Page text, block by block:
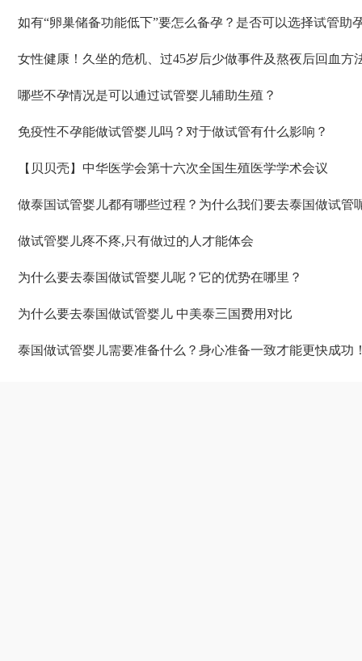
如有“卵巢储备功能低下”要怎么备孕？是否可以选择试管助
女性健康！久坐的危机、过45岁后少做事件及熬夜后回血方
哪些不孕情况是可以通过试管婴儿辅助生殖？
免疫性不孕能做试管婴儿吗？对于做试管有什么影响？
【贝贝壳】中华医学会第十六次全国生殖医学学术会议
做泰国试管婴儿都有哪些过程？为什么我们要去泰国做试管
做试管婴儿疼不疼,只有做过的人才能体会
为什么要去泰国做试管婴儿呢？它的优势在哪里？
为什么要去泰国做试管婴儿 中美泰三国费用对比
泰国做试管婴儿需要准备什么？身心准备一致才能更快成功